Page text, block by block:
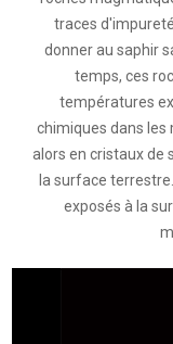
traces
donner au saphir
temps, ces
températures
chimiques dans
alors en cristaux de
la surface
exposés à la